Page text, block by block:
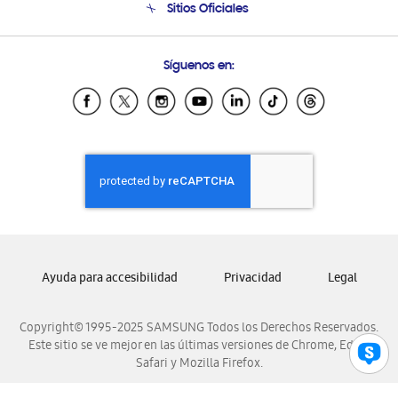
Condiciones de Compra
Soporte vía eMail
Sitios Oficiales
Samsung Ecuador
Samsung El Salvador
Samsung Honduras
Samsung Nicaragua
Samsung Panamá
Samsung Venezuela
Síguenos en:
Copyright© 1995-2025 SAMSUNG Todos los Derechos Reservados.
Este sitio se ve mejor en las últimas versiones de Chrome, Edge,
Safari y Mozilla Firefox.
Ayuda para accesibilidad Privacidad Legal